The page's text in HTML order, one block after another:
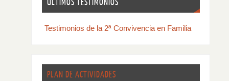
ÚLTIMOS TESTIMONIOS
Testimonios de la 2ª Convivencia en Familia
PLAN DE ACTIVIDADES